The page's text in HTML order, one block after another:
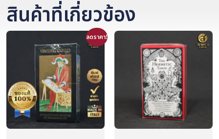
สินค้าที่เกี่ยวข้อง
ลดราคา!